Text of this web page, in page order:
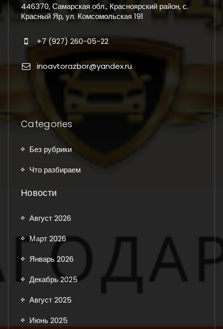
446370, Самарская обл., Красноярский район, с.
Красный Яр, ул. Комсомольская 191
+7 (927) 260-05-22
inoavtorazbor@yandex.ru
Categories
Без рубрики
Что разбираем
Новости
Август 2026
Март 2026
Январь 2026
Декабрь 2025
Август 2025
Июнь 2025